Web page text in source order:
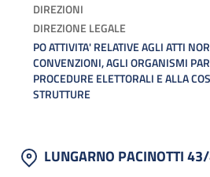
DIREZIONI
DIREZIONE LEGALE
PO ATTIVITA' RELATIVE AGLI ATTI
CONVENZIONI, AGLI ORGANISMI
PROCEDURE ELETTORALI E ALLA
STRUTTURE
LUNGARNO PACINOTTI